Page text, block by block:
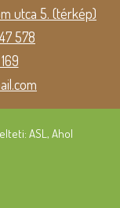
utca 5. (térkép)
578
ASL, Ahol